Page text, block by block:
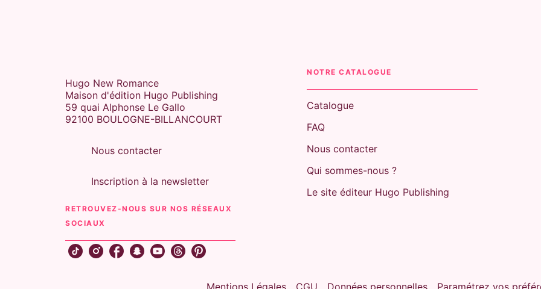
Hugo New Romance
Maison d'édition Hugo Publishing
59 quai Alphonse Le Gallo
92100 BOULOGNE-BILLANCOURT
Nous contacter
Inscription à la newsletter
RETROUVEZ-NOUS SUR NOS RÉSEAUX
SOCIAUX
NOTRE CATALOGUE
Catalogue
FAQ
Nous contacter
Qui sommes-nous ?
Le site éditeur Hugo Publishing
Mentions Légales CGU Données personnelles Paramétrez vos